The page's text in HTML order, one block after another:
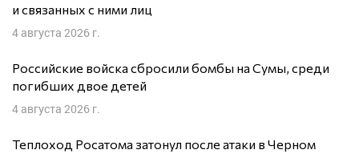
и связанных с ними лиц
4 августа 2026 г.
Российские войска сбросили бомбы на Сумы, среди
погибших двое детей
4 августа 2026 г.
Теплоход Росатома затонул после атаки в Черном